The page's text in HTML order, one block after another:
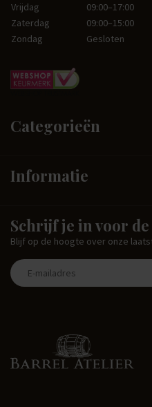
Vrijdag
09:00–17:00
Zaterdag
09:00–15:00
Zondag
Gesloten
Categorieën
Informatie
Schrijf je in voor
Blijf op de hoogte over onze